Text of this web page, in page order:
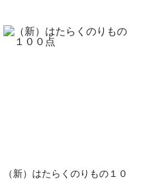
（新）はたらくのりもの１０